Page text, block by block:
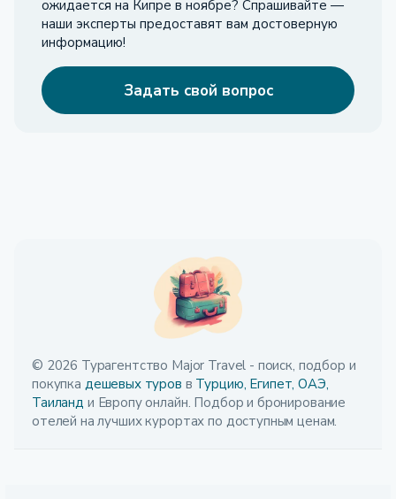
ожидается на Кипре в ноябре? Спрашивайте —
наши эксперты предоставят вам достоверную
информацию!
Задать свой вопрос
© 2026 Турагентство Major Travel - поиск, подбор и
покупка дешевых туров в Турцию, Египет, ОАЭ,
Таиланд и Европу онлайн. Подбор и бронирование
отелей на лучших курортах по доступным ценам.